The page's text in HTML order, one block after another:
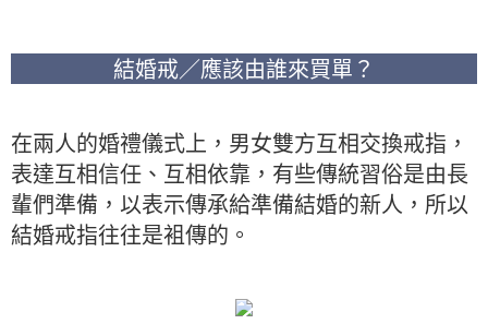
結婚戒／應該由誰來買單？
在兩人的婚禮儀式上，男女雙方互相交換戒指，
表達互相信任、互相依靠，有些傳統習俗是由長
輩們準備，以表示傳承給準備結婚的新人，所以
結婚戒指往往是袓傳的。